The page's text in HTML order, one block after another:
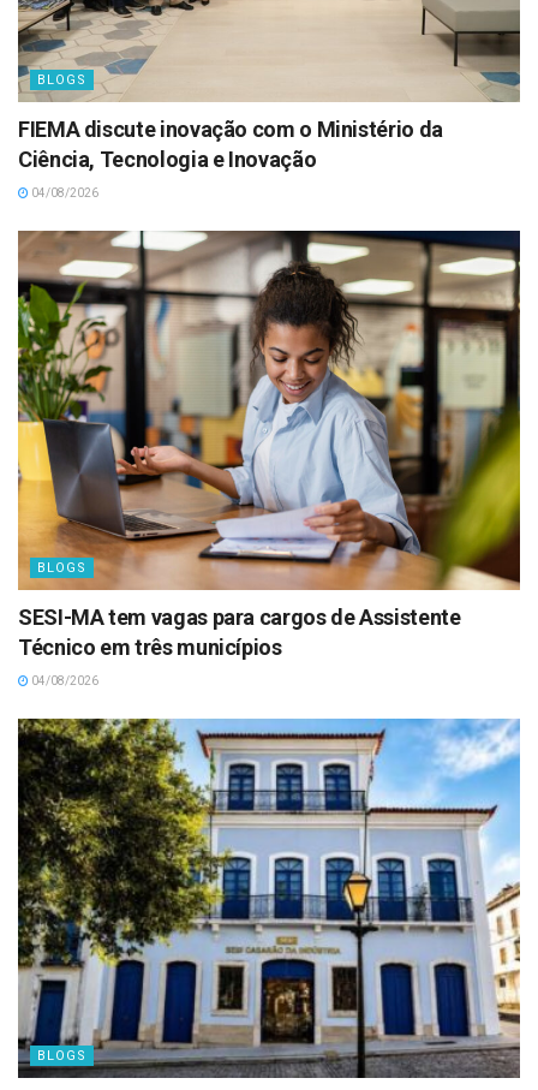
BLOGS
FIEMA discute inovação com o Ministério da
Ciência, Tecnologia e Inovação
04/08/2026
BLOGS
SESI-MA tem vagas para cargos de Assistente
Técnico em três municípios
04/08/2026
BLOGS